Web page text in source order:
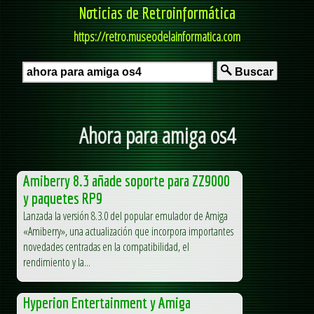
Noticias de Retroinformática
https://retro.museodelainformatica.com
Buscar
Ahora para amiga os4
Amiberry 8.3 añade soporte para ZZ9000
y paquetes RP9
Lanzada la versión 8.3.0 del popular emulador de Amiga
«Amiberry», una actualización que incorpora importantes
novedades centradas en la compatibilidad, el
rendimiento y la...
Hyperion Entertainment y Amiga